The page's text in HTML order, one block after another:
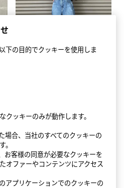
信ポリシーを含む）
下の目的でクッキーを使用しま
クッキーのみが動作します。
場合、当社のすべてのクッキーの
。
お客様の同意が必要なクッキーを
オファーやコンテンツにアクセス
アプリケーションでのクッキーの